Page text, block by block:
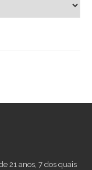
21 anos, 7 dos quais